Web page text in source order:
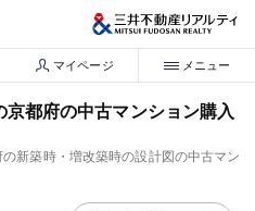
マイページ メニュー
都府の中古マンション購入
新築時・増改築時の設計図の中古マン